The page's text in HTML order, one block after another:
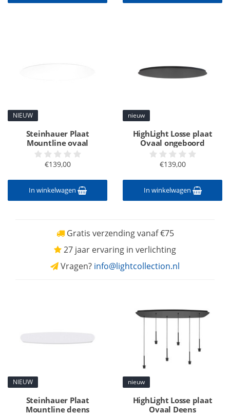
NIEUW
Steinhauer Plaat
Mountline ovaal
€139,00
In winkelwagen
nieuw
HighLight Losse plaat
Ovaal ongeboord
€139,00
In winkelwagen
Gratis verzending vanaf €75
27 jaar ervaring in verlichting
Vragen? info@lightcollection.nl
NIEUW
Steinhauer Plaat
Mountline deens
nieuw
HighLight Losse plaat
Ovaal Deens